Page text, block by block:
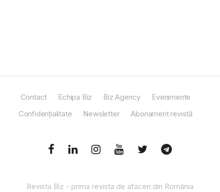
Contact Echipa Biz Biz Agency
Evenimente
Confidențialitate
Newsletter Abonament revistă
Revista Biz - prima revista de afaceri din România